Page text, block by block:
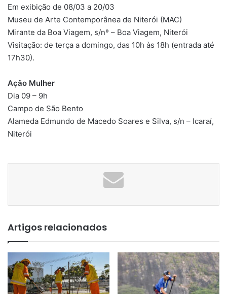
Em exibição de 08/03 a 20/03
Museu de Arte Contemporânea de Niterói (MAC)
Mirante da Boa Viagem, s/nº – Boa Viagem, Niterói
Visitação: de terça a domingo, das 10h às 18h (entrada até
17h30).
Ação Mulher
Dia 09 – 9h
Campo de São Bento
Alameda Edmundo de Macedo Soares e Silva, s/n – Icaraí,
Niterói
Artigos relacionados